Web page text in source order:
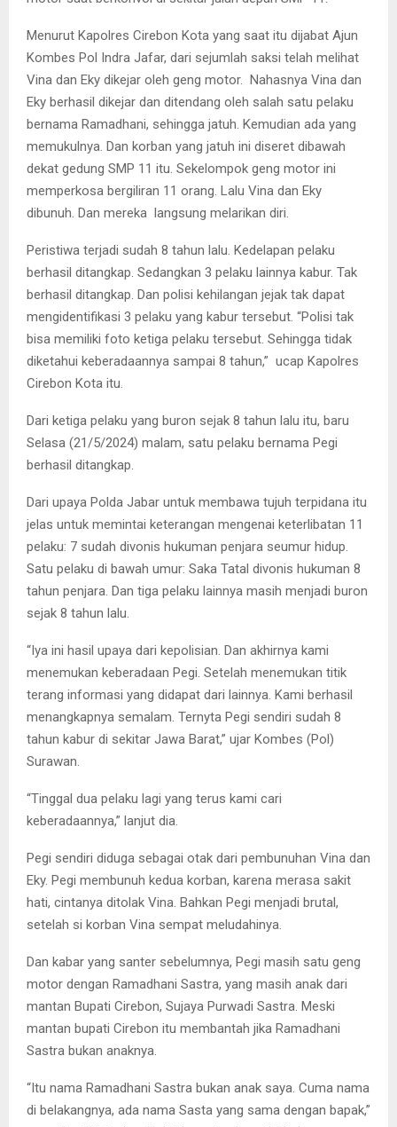
Menurut Kapolres Cirebon Kota yang saat itu dijabat Ajun
Kombes Pol Indra Jafar, dari sejumlah saksi telah melihat
Vina dan Eky dikejar oleh geng motor. Nahasnya Vina dan
Eky berhasil dikejar dan ditendang oleh salah satu pelaku
bernama Ramadhani, sehingga jatuh. Kemudian ada yang
memukulnya. Dan korban yang jatuh ini diseret dibawah
dekat gedung SMP 11 itu. Sekelompok geng motor ini
memperkosa bergiliran 11 orang. Lalu Vina dan Eky
dibunuh. Dan mereka langsung melarikan diri.
Peristiwa terjadi sudah 8 tahun lalu. Kedelapan pelaku
berhasil ditangkap. Sedangkan 3 pelaku lainnya kabur. Tak
berhasil ditangkap. Dan polisi kehilangan jejak tak dapat
mengidentifikasi 3 pelaku yang kabur tersebut. “Polisi tak
bisa memiliki foto ketiga pelaku tersebut. Sehingga tidak
diketahui keberadaannya sampai 8 tahun,” ucap Kapolres
Cirebon Kota itu.
Dari ketiga pelaku yang buron sejak 8 tahun lalu itu, baru
Selasa (21/5/2024) malam, satu pelaku bernama Pegi
berhasil ditangkap.
Dari upaya Polda Jabar untuk membawa tujuh terpidana itu
jelas untuk memintai keterangan mengenai keterlibatan 11
pelaku: 7 sudah divonis hukuman penjara seumur hidup.
Satu pelaku di bawah umur: Saka Tatal divonis hukuman 8
tahun penjara. Dan tiga pelaku lainnya masih menjadi buron
sejak 8 tahun lalu.
“Iya ini hasil upaya dari kepolisian. Dan akhirnya kami
menemukan keberadaan Pegi. Setelah menemukan titik
terang informasi yang didapat dari lainnya. Kami berhasil
menangkapnya semalam. Ternyta Pegi sendiri sudah 8
tahun kabur di sekitar Jawa Barat,” ujar Kombes (Pol)
Surawan.
“Tinggal dua pelaku lagi yang terus kami cari
keberadaannya,” lanjut dia.
Pegi sendiri diduga sebagai otak dari pembunuhan Vina dan
Eky. Pegi membunuh kedua korban, karena merasa sakit
hati, cintanya ditolak Vina. Bahkan Pegi menjadi brutal,
setelah si korban Vina sempat meludahinya.
Dan kabar yang santer sebelumnya, Pegi masih satu geng
motor dengan Ramadhani Sastra, yang masih anak dari
mantan Bupati Cirebon, Sujaya Purwadi Sastra. Meski
mantan bupati Cirebon itu membantah jika Ramadhani
Sastra bukan anaknya.
“Itu nama Ramadhani Sastra bukan anak saya. Cuma nama
di belakangnya, ada nama Sasta yang sama dengan bapak,”